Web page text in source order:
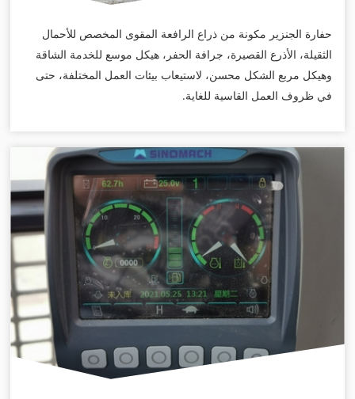
حفارة الجنزير مكونة من ذراع الرافعة المقوى المخصص للأحمال
الثقيلة، الأذرع القصيرة، جرافة الحفر، هيكل موسع للخدمة الشاقة
وهيكل مربع الشكل محسن، لاستيعاب بيئات العمل المختلفة، حتى
في ظروف العمل القاسية للغاية.